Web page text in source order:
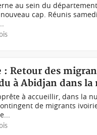
au sein du
cap. Réunis
Retour des
à Abidjan dans
à accueillir, dans la
de migrants